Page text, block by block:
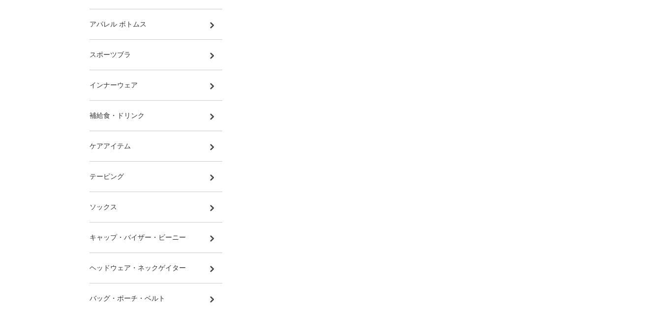
アパレル ボトムス
スポーツブラ
インナーウェア
補給食・ドリンク
ケアアイテム
テーピング
ソックス
キャップ・バイザー・ビーニー
ヘッドウェア・ネックゲイター
バッグ・ポーチ・ベルト